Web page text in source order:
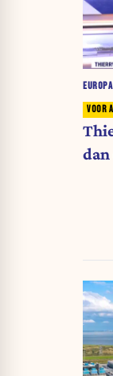
EUROPA
dan